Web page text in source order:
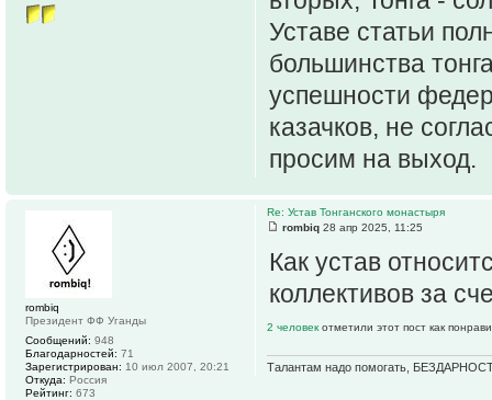
Уставе статьи
большинства
успешности
казачков, не
просим на выход.
Re: Устав Тонганского монастыря
rombiq 28 апр 2025, 11:25
Как устав
коллективов за
2 человек отметили этот пост как
Талантам надо помогать,
rombiq
Президент ФФ Уганды
Сообщений: 948
Благодарностей: 71
Зарегистрирован: 10 июл 2007, 20:21
Откуда: Россия
Рейтинг: 673